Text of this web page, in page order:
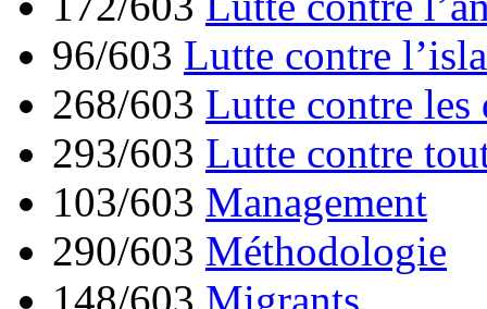
96/603 Lutte contre
268/603 Lutte contre
293/603 Lutte contre
103/603 Management
290/603 Méthodologie
148/603 Migrants